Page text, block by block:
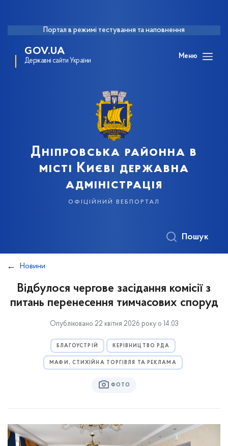
Портал в режимі тестування та наповнення
GOV.UA
Державні сайти України
Меню
Дніпровська районна в
місті Києві державна
адміністрація
офіційний вебпортал
Пошук
Новини
Відбулося чергове засідання комісії з
питань перенесення тимчасових споруд
Опубліковано 22 квітня 2026 року о 14:03
БЛАГОУСТРІЙ КЕРІВНИЦТВО РДА
МАФИ, СТИХІЙНА ТОРГІВЛЯ ТА РЕКЛАМА
ФОТО